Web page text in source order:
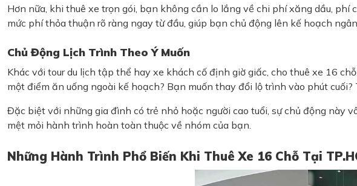
Hơn nữa, khi thuê xe trọn gói, bạn không cần lo lắng về chi phí xăng dầu,
mức phí thỏa thuận rõ ràng ngay từ đầu, giúp bạn chủ động lên kế hoạch
Chủ Động Lịch Trình Theo Ý Muốn
Khác với tour du lịch tập thể hay xe khách cố định giờ giấc, cho thuê xe 16
một điểm ăn uống ngoài kế hoạch? Bạn muốn thay đổi lộ trình vào phút
Đặc biệt với những gia đình có trẻ nhỏ hoặc người cao tuổi, sự chủ động này
mệt mỏi hành trình hoàn toàn thuộc về nhóm của bạn.
Những Hành Trình Phổ Biến Khi Thuê Xe 16 Chỗ Tại